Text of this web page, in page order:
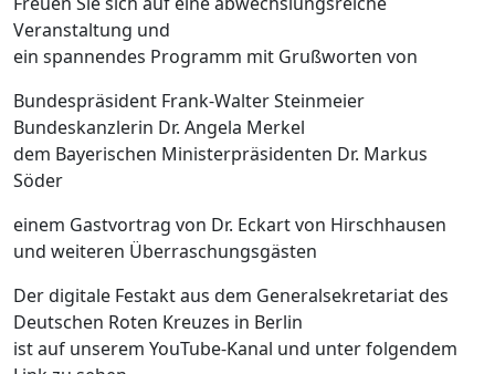
Veranstaltung und
ein spannendes Programm mit Grußworten von
Bundespräsident Frank-Walter Steinmeier
Bundeskanzlerin Dr. Angela Merkel
dem Bayerischen Ministerpräsidenten Dr. Markus
Söder
einem Gastvortrag von Dr. Eckart von Hirschhausen
und weiteren Überraschungsgästen
Der digitale Festakt aus dem Generalsekretariat des
Deutschen Roten Kreuzes in Berlin
ist auf unserem YouTube-Kanal und unter folgendem